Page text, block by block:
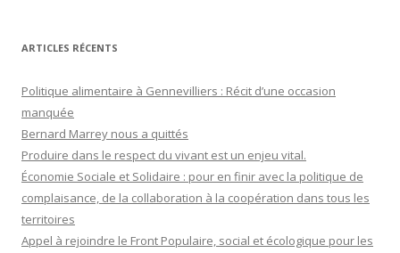
ARTICLES RÉCENTS
Politique alimentaire à Gennevilliers : Récit d’une occasion
manquée
Bernard Marrey nous a quittés
Produire dans le respect du vivant est un enjeu vital.
Économie Sociale et Solidaire : pour en finir avec la politique de
complaisance, de la collaboration à la coopération dans tous les
territoires
Appel à rejoindre le Front Populaire, social et écologique pour les